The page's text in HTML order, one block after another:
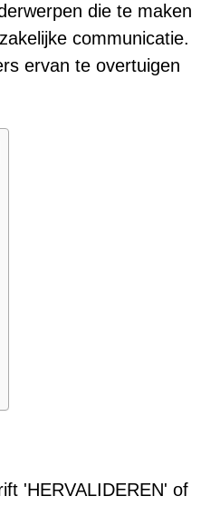
die te maken
communicatie.
ervan te overtuigen
'HERVALIDEREN' of